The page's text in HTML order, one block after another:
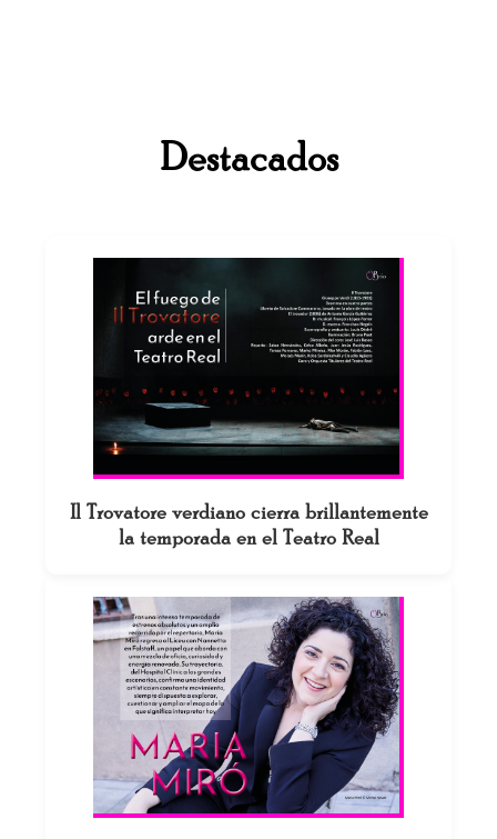
Destacados
Il Trovatore verdiano cierra brillantemente
la temporada en el Teatro Real